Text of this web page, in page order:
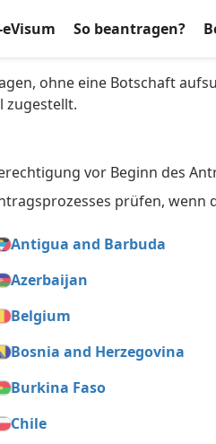
So beantragen?
ohne eine Botschaft
zugestellt.
vor Beginn des
prüfen, wenn
Antigua and Barbuda
Azerbaijan
Belgium
Bosnia and Herzegovina
Burkina Faso
Chile